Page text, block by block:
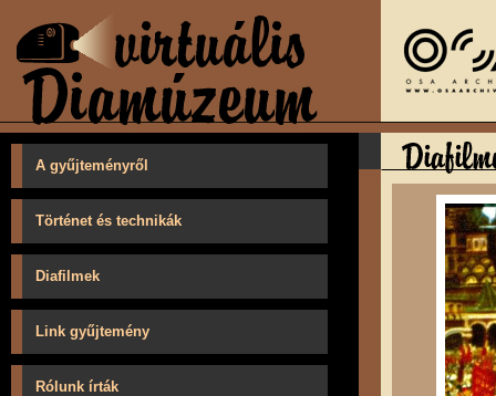
A gyűjteményről
Történet és technikák
Diafilmek
Link gyűjtemény
Rólunk írták